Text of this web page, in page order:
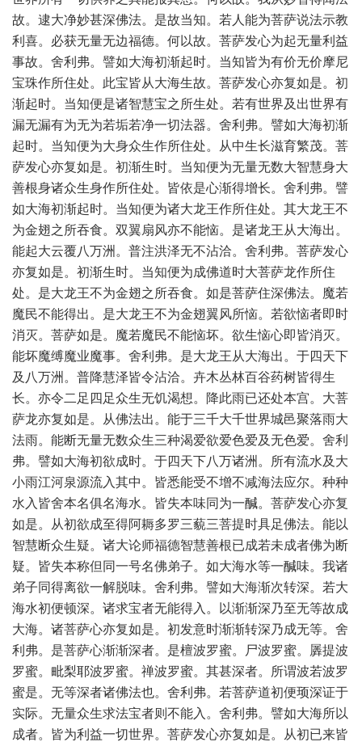
故。逮大净妙甚深佛法。是故当知。若人能为菩萨说法示教
利喜。必获无量无边福德。何以故。菩萨发心为起无量利益
事故。舍利弗。譬如大海初渐起时。当知皆为有价无价摩尼
宝珠作所住处。此宝皆从大海生故。菩萨发心亦复如是。初
渐起时。当知便是诸智慧宝之所生处。若有世界及出世界有
漏无漏有为无为若垢若净一切法器。舍利弗。譬如大海初渐
起时。当知便为大身众生作所住处。从中生长滋育繁茂。菩
萨发心亦复如是。初渐生时。当知便为无量无数大智慧身大
善根身诸众生身作所住处。皆依是心渐得增长。舍利弗。譬
如大海初渐起时。当知便为诸大龙王作所住处。其大龙王不
为金翅之所吞食。双翼扇风亦不能恼。是诸龙王从大海出。
能起大云覆八万洲。普注洪泽无不沾洽。舍利弗。菩萨发心
亦复如是。初渐生时。当知便为成佛道时大菩萨龙作所住
处。是大龙王不为金翅之所吞食。如是菩萨住深佛法。魔若
魔民不能得出。是大龙王不为金翅翼风所恼。若欲恼者即时
消灭。菩萨如是。魔若魔民不能恼坏。欲生恼心即皆消灭。
能坏魔缚魔业魔事。舍利弗。是大龙王从大海出。于四天下
及八万洲。普降慧泽皆令沾洽。卉木丛林百谷药树皆得生
长。亦令二足四足众生无饥渴想。降此雨已还处本宫。大菩
萨龙亦复如是。从佛法出。能于三千大千世界城邑聚落雨大
法雨。能断无量无数众生三种渴爱欲爱色爱及无色爱。舍利
弗。譬如大海初欲成时。于四天下八万诸洲。所有流水及大
小雨江河泉源流入其中。皆悉能受不增不减海法应尔。种种
水入皆舍本名俱名海水。皆失本味同为一醎。菩萨发心亦复
如是。从初欲成至得阿耨多罗三藐三菩提时具足佛法。能以
智慧断众生疑。诸大论师福德智慧善根已成若未成者佛为断
疑。皆失本称但同一号名佛弟子。如大海水等一醎味。我诸
弟子同得离欲一解脱味。舍利弗。譬如大海渐次转深。若大
海水初便顿深。诸求宝者无能得入。以渐渐深乃至无等故成
大海。诸菩萨心亦复如是。初发意时渐渐转深乃成无等。舍
利弗。是菩萨心渐渐深者。是檀波罗蜜。尸波罗蜜。羼提波
罗蜜。毗梨耶波罗蜜。禅波罗蜜。其甚深者。所谓波若波罗
蜜是。无等深者诸佛法也。舍利弗。若菩萨道初便顼深证于
实际。无量众生求法宝者则不能入。舍利弗。譬如大海所以
成者。皆为利益一切世界。菩萨发心亦复如是。从初已来皆